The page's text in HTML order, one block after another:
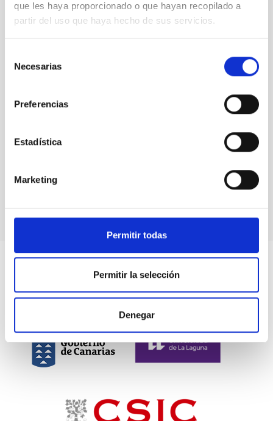
que les haya proporcionado o que hayan recopilado a
partir del uso que haya hecho de sus servicios.
Necesarias
Preferencias
Estadística
Marketing
Permitir todas
Permitir la selección
Denegar